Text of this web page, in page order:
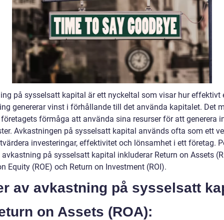
på sysselsatt kapital är ett nyckeltal som visar hur effektivt
genererar vinst i förhållande till det använda kapitalet. Det
förmåga att använda sina resurser för att generera
Avkastningen på sysselsatt kapital används ofta som ett
investeringar, effektivitet och lönsamhet i ett företag.
avkastning på sysselsatt kapital inkluderar Return on Assets
Equity (ROE) och Return on Investment (ROI).
av avkastning på sysselsatt
on Assets (ROA):